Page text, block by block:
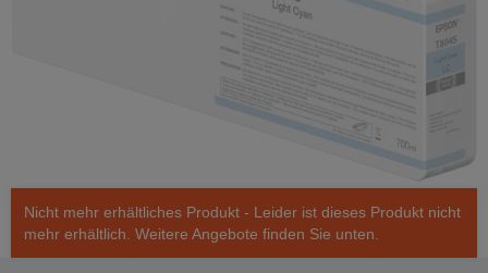
Nicht mehr erhältliches Produkt - Leider ist dieses Produkt nicht
mehr erhältlich. Weitere Angebote finden Sie unten.